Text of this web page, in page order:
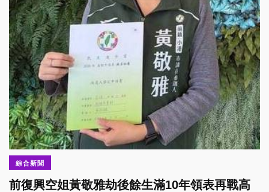
綜合新聞
前復興空姐黃敬雅劫後餘生滿10年領表再戰高